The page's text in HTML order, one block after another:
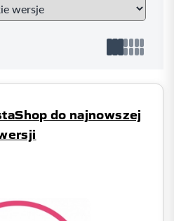
do najnowszej